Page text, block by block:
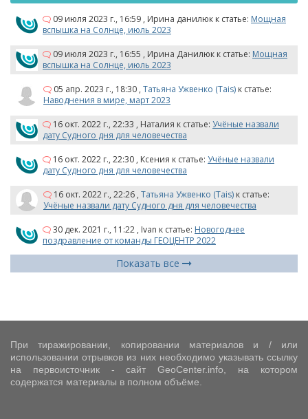
09 июля 2023 г., 16:59 , Ирина данилюк к статье: Мощная
вспышка на Солнце, июль 2023
09 июля 2023 г., 16:55 , Ирина Данилюк к статье: Мощная
вспышка на Солнце, июль 2023
05 апр. 2023 г., 18:30 , Татьяна Ужвенко (Tais) к статье:
Наводнения в мире, март 2023
16 окт. 2022 г., 22:33 , Наталия к статье: Учёные назвали
дату Судного дня для человечества
16 окт. 2022 г., 22:30 , Ксения к статье: Учёные назвали
дату Судного дня для человечества
16 окт. 2022 г., 22:26 , Татьяна Ужвенко (Tais) к статье:
Учёные назвали дату Судного дня для человечества
30 дек. 2021 г., 11:22 , Ivan к статье: Новогоднее
поздравление от команды ГЕОЦЕНТР 2022
Показать все
При тиражировании, копировании материалов и / или
использовании отрывков из них необходимо указывать ссылку
на первоисточник - сайт GeoCenter.info, на котором
содержатся материалы в полном объёме.